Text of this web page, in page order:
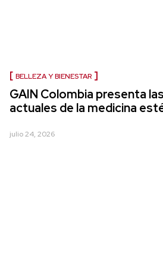
BELLEZA Y BIENESTAR
GAIN Colombia presenta
actuales de la medicina
julio 24, 2026